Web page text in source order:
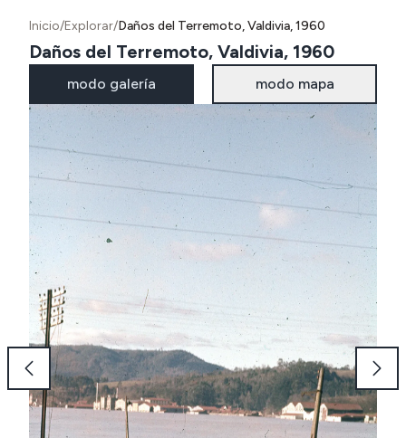
Inicio/Explorar/Daños del Terremoto, Valdivia, 1960
Daños del Terremoto, Valdivia, 1960
modo galería modo mapa